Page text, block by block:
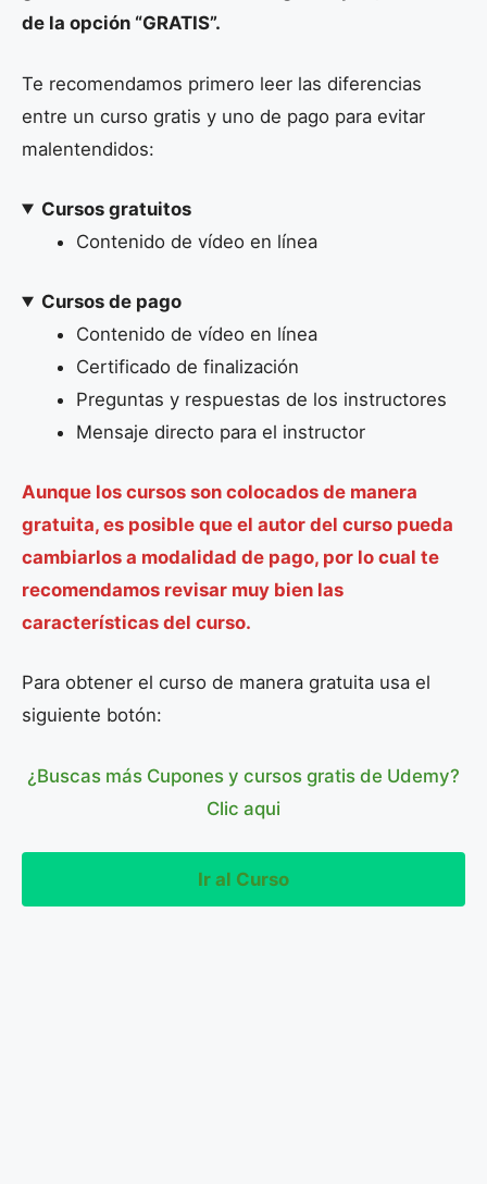
de la opción “GRATIS”.
Te recomendamos primero leer las diferencias
entre un curso gratis y uno de pago para evitar
malentendidos:
Cursos gratuitos
Contenido de vídeo en línea
Cursos de pago
Contenido de vídeo en línea
Certificado de finalización
Preguntas y respuestas de los instructores
Mensaje directo para el instructor
Aunque los cursos son colocados de manera
gratuita, es posible que el autor del curso pueda
cambiarlos a modalidad de pago, por lo cual te
recomendamos revisar muy bien las
características del curso.
Para obtener el curso de manera gratuita usa el
siguiente botón:
¿Buscas más Cupones y cursos gratis de Udemy?
Clic aqui
Ir al Curso